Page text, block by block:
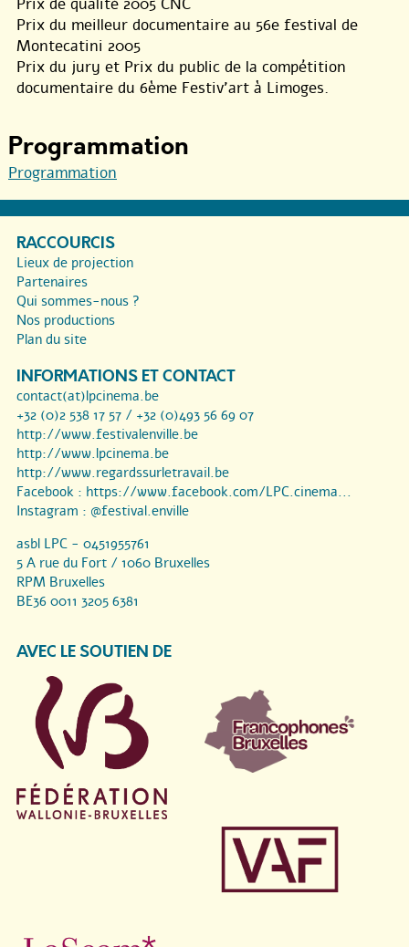
Prix du meilleur documentaire au 56e festival de
Montecatini 2005
Prix du jury et Prix du public de la compétition
documentaire du 6ème Festiv’art à Limoges.
Programmation
Programmation
RACCOURCIS
Lieux de projection
Partenaires
Qui sommes-nous ?
Nos productions
Plan du site
INFORMATIONS ET CONTACT
contact(at)lpcinema.be
+32 (0)2 538 17 57 / +32 (0)493 56 69 07
http://www.festivalenville.be
http://www.lpcinema.be
http://www.regardssurletravail.be
Facebook : https://www.facebook.com/LPC.cinema...
Instagram : @festival.enville
asbl LPC - 0451955761
5 A rue du Fort / 1060 Bruxelles
RPM Bruxelles
BE36 0011 3205 6381
AVEC LE SOUTIEN DE